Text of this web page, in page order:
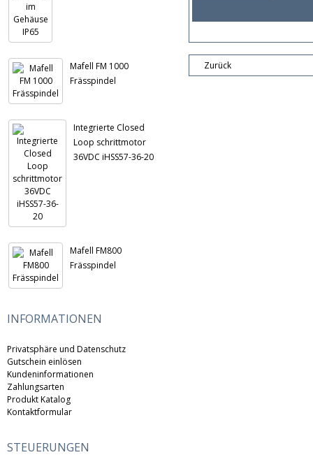
Mafell FM 1000
Frässpindel
Integrierte Closed
Loop schrittmotor
36VDC iHSS57-36-20
Mafell FM800
Frässpindel
INFORMATIONEN
Privatsphäre und Datenschutz
Gutschein einlösen
Kundeninformationen
Zahlungsarten
Produkt Katalog
Kontaktformular
STEUERUNGEN
Zurück